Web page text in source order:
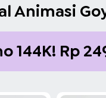
Animasi
144K! Rp